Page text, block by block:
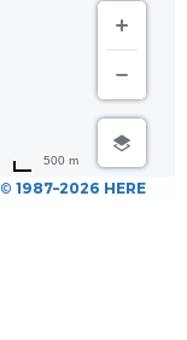
© 1987–2026 HERE
500 m